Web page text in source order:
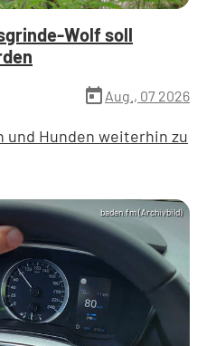
Wolf soll
today Aug., 07 2026
und Hunden weiterhin zu
baden.fm (Archivbild)